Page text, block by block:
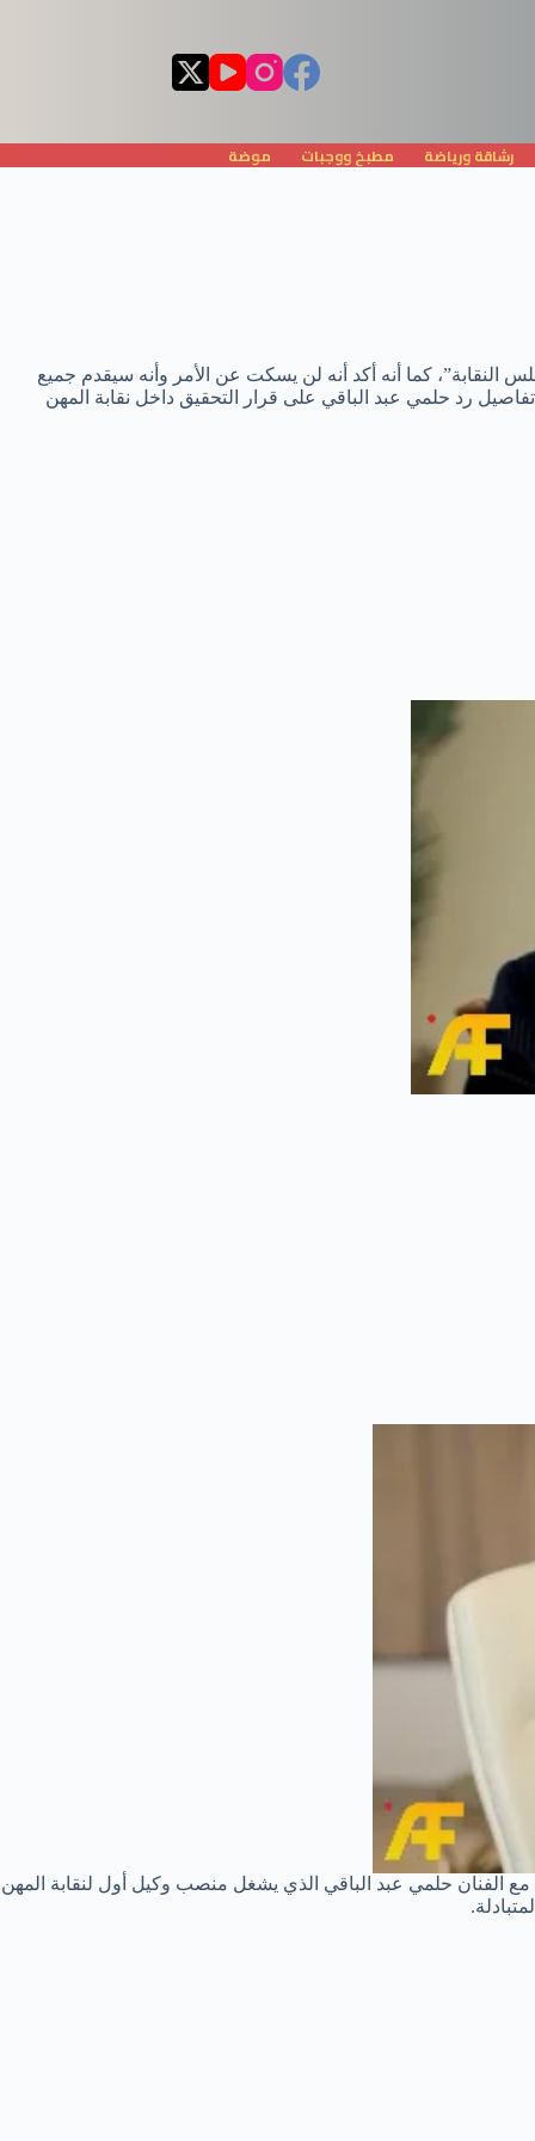
رشاقة ورياضة مطبخ ووجبات موضة
النقابة”، كما أنه أكد أنه لن يسكت عن الأمر وأنه سيقدم جميع
رد حلمي عبد الباقي على قرار التحقيق داخل نقابة المهن
الفنان حلمي عبد الباقي الذي يشغل منصب وكيل أول لنقابة المهن